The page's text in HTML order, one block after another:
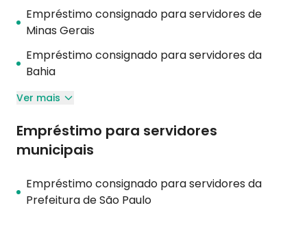
Empréstimo consignado para servidores de
Minas Gerais
Empréstimo consignado para servidores da
Bahia
Ver mais
Empréstimo para servidores
municipais
Empréstimo consignado para servidores da
Prefeitura de São Paulo